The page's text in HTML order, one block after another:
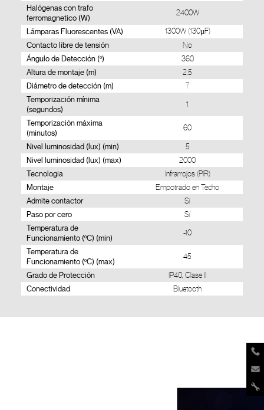
Halógenas con trafo
ferromagnetico (W)
2400W
Lámparas Fluorescentes (VA) 1300W (130µF)
Contacto libre de tensión No
Ángulo de Detección (º) 360
Altura de montaje (m) 2.5
Diámetro de detección (m) 7
Temporización mínima
(segundos)
1
Temporización máxima
(minutos)
60
Nivel luminosidad (lux) (min) 5
Nivel luminosidad (lux) (max) 2000
Tecnologia Infrarrojos (PIR)
Montaje Empotrado en Techo
Admite contactor Sí
Paso por cero Sí
Temperatura de
Funcionamiento (ºC) (min)
-10
Temperatura de
Funcionamiento (ºC) (max)
45
Grado de Protección IP40, Clase II
Conectividad Bluetooth